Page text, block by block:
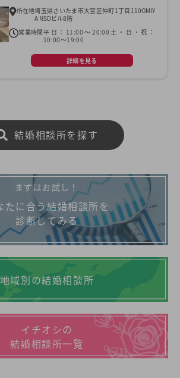
所在地埼玉県さいたま市大宮区仲町1丁目110OMIY
A NSDビル8階
営業時間平日：11:00～20:00土・日・祝：
10:00～19:00
詳細を見る
結婚相談所を探す
まずはお試し！
たに合う結婚相談所を
診断してみる
地域別の結婚相談所
イチオシの
結婚相談所一覧